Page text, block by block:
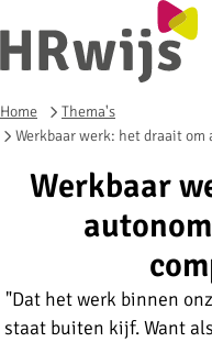
Home
Thema's
Werkbaar werk: het draait
Werkbaar
"Dat het werk binnen
staat buiten kijf. Want